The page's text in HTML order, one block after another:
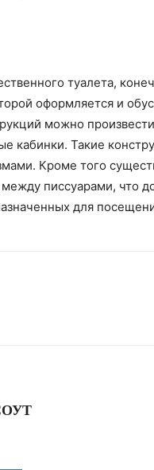
туалета,
оформляется и
можно
кабинки. Такие
Кроме того
писсуарами, что
для